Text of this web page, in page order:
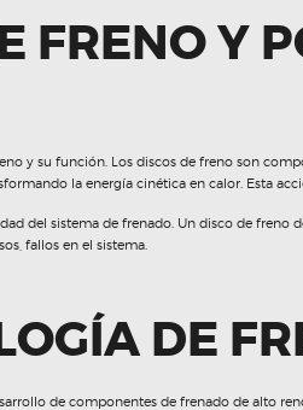
FRENO Y
y su función. Los discos de freno son
la energía cinética en calor. Esta
del sistema de frenado. Un disco de freno
fallos en el sistema.
DE
de componentes de frenado de alto